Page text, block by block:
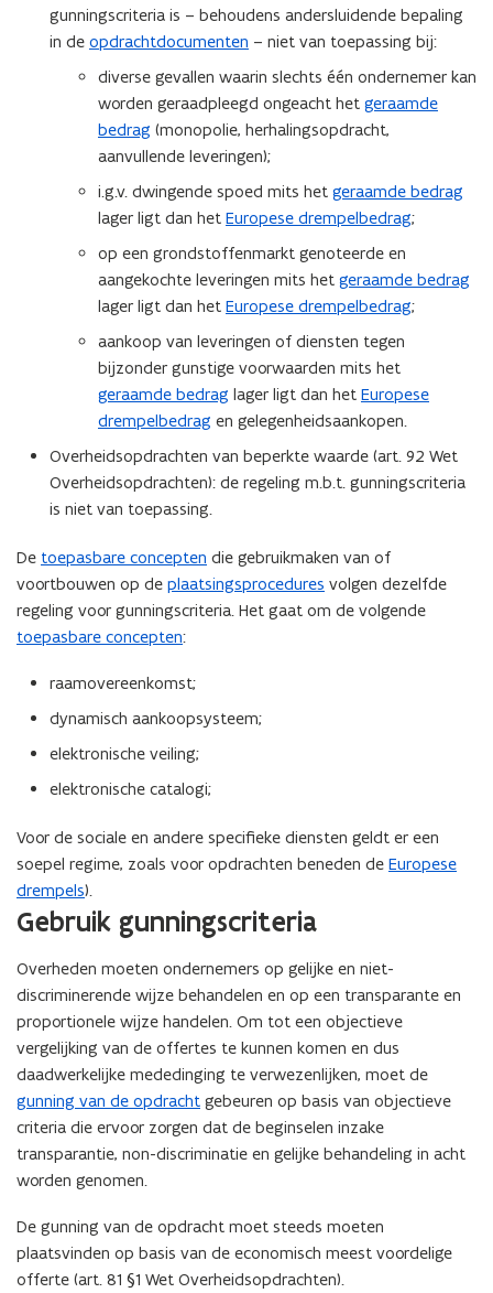
gunningscriteria is – behoudens andersluidende bepaling
in de opdrachtdocumenten – niet van toepassing bij:
diverse gevallen waarin slechts één ondernemer kan
worden geraadpleegd ongeacht het geraamde
bedrag (monopolie, herhalingsopdracht,
aanvullende leveringen);
i.g.v. dwingende spoed mits het geraamde bedrag
lager ligt dan het Europese drempelbedrag;
op een grondstoffenmarkt genoteerde en
aangekochte leveringen mits het geraamde bedrag
lager ligt dan het Europese drempelbedrag;
aankoop van leveringen of diensten tegen
bijzonder gunstige voorwaarden mits het
geraamde bedrag lager ligt dan het Europese
drempelbedrag en gelegenheidsaankopen.
Overheidsopdrachten van beperkte waarde (art. 92 Wet
Overheidsopdrachten): de regeling m.b.t. gunningscriteria
is niet van toepassing.
De toepasbare concepten die gebruikmaken van of
voortbouwen op de plaatsingsprocedures volgen dezelfde
regeling voor gunningscriteria. Het gaat om de volgende
toepasbare concepten:
raamovereenkomst;
dynamisch aankoopsysteem;
elektronische veiling;
elektronische catalogi;
Voor de sociale en andere specifieke diensten geldt er een
soepel regime, zoals voor opdrachten beneden de Europese
drempels).
Gebruik gunningscriteria
Overheden moeten ondernemers op gelijke en niet-
discriminerende wijze behandelen en op een transparante en
proportionele wijze handelen. Om tot een objectieve
vergelijking van de offertes te kunnen komen en dus
daadwerkelijke mededinging te verwezenlijken, moet de
gunning van de opdracht gebeuren op basis van objectieve
criteria die ervoor zorgen dat de beginselen inzake
transparantie, non-discriminatie en gelijke behandeling in acht
worden genomen.
De gunning van de opdracht moet steeds moeten
plaatsvinden op basis van de economisch meest voordelige
offerte (art. 81 §1 Wet Overheidsopdrachten).